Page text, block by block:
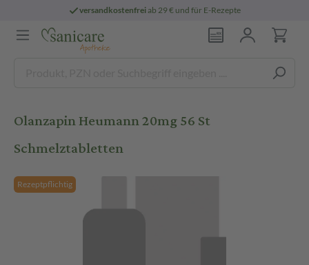
versandkostenfreiab 29 € und für E-Rezepte
Olanzapin Heumann 20mg 56 St
Schmelztabletten
Rezeptpflichtig